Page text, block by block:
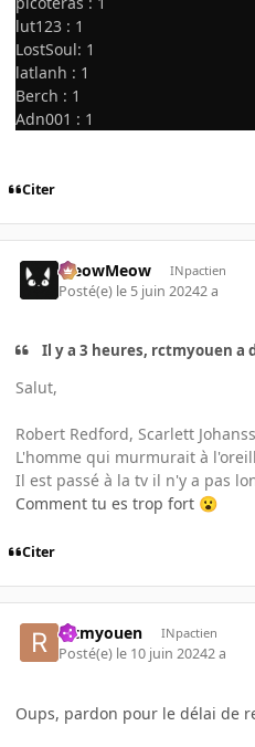
lut123 : 1
LostSoul: 1
latlanh : 1
Berch : 1
Adn001 : 1
Citer
MeowMeow INpactien
Posté(e) le 5 juin 20242 a
Il y a 3 heures, rctmyouen a
Salut,
Robert Redford, Scarlett
L'homme qui murmurait à
Il est passé à la tv il n'y a pas
Comment tu es trop fort 😮
Citer
rctmyouen INpactien
Posté(e) le 10 juin 20242 a
Oups, pardon pour le délai de